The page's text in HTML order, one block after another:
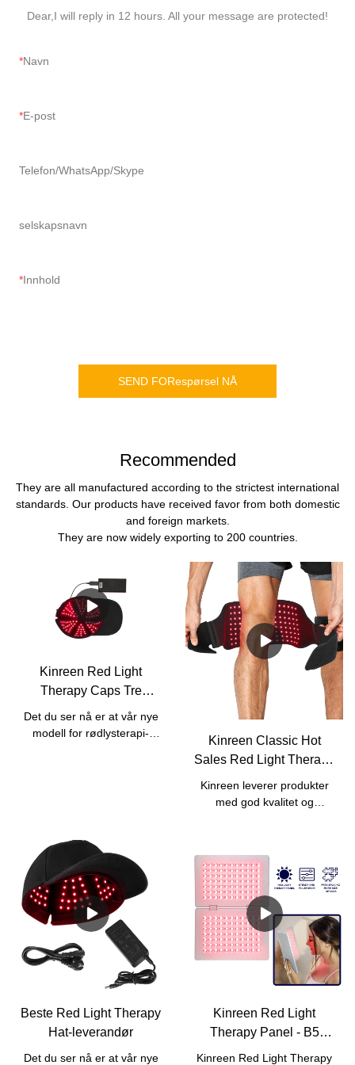
Dear,I will reply in 12 hours. All your message are protected!
Navn
E-post
Telefon/WhatsApp/Skype
selskapsnavn
Innhold
SEND FORespørsel NÅ
Recommended
They are all manufactured according to the strictest international
standards. Our products have received favor from both domestic
and foreign markets.
They are now widely exporting to 200 countries.
Kinreen Red Light
Therapy Caps Tre
bølgelengder 630nm
850nm 940nm For
Det du ser nå er at vår nye
modell for rødlysterapi-
har en seriøs
kvalitetskontroll for både
reproduksjon på
råvareinspeksjoner,
produksjon og
etterproduksjon.Ett års
garantipolitikk sørger for
enhver defekt forårsaket av
Kinreen Classic Hot
Sales Red Light Therapy
Wrap med stropp for
smertelindring -
Kinreen leverer produkter
med god kvalitet og
slags tilpassede tjenester,
inkludert
logo/boks/manuell/
vår klassiske rødlysterapi-
innpakning har vi tre stiler
som referanse.Vi leverer
også versjon med innebygd
batteri.
Beste Red Light Therapy
Hat-leverandør
Det du ser nå er at vår nye
Kinreen Red Light
Therapy Panel - B5
tofoldede paneler -
Kinreen Red Light Therapy